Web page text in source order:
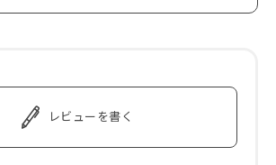
レビューを書く